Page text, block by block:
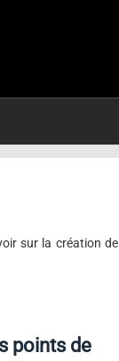
sur la création de
points de